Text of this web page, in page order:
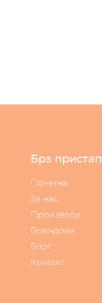
Брз пристап
Почетна
За нас
Производи
Брендови
Блог
Контакт